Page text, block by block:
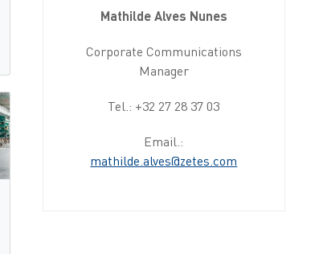
Mathilde Alves Nunes
Corporate Communications
Manager
Tel.: +32 27 28 37 03
Email.:
mathilde.alves@zetes.com